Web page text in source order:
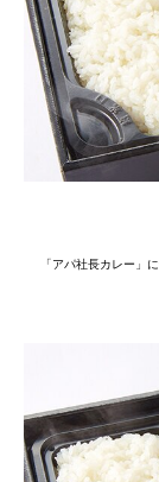
「アパ社長カレー」